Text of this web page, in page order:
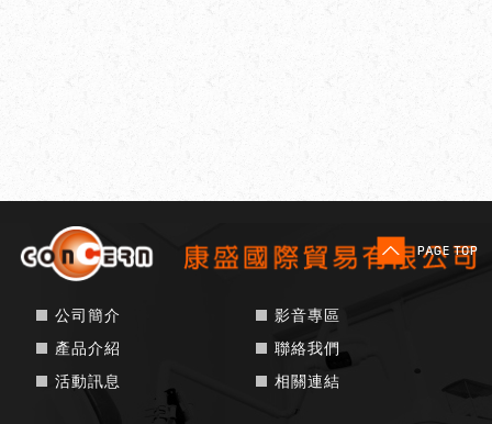
公司簡介
產品介紹
活動訊息
影音專區
聯絡我們
相關連結